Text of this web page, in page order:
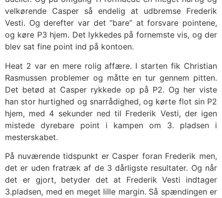
velkørende Casper så endelig at udbremse Frederik
Vesti. Og derefter var det “bare” at forsvare pointene,
og køre P3 hjem. Det lykkedes på fornemste vis, og der
blev sat fine point ind på kontoen.
Heat 2 var en mere rolig affære. I starten fik Christian
Rasmussen problemer og måtte en tur gennem pitten.
Det betød at Casper rykkede op på P2. Og her viste
han stor hurtighed og snarrådighed, og kørte flot sin P2
hjem, med 4 sekunder ned til Frederik Vesti, der igen
mistede dyrebare point i kampen om 3. pladsen i
mesterskabet.
På nuværende tidspunkt er Casper foran Frederik men,
det er uden fratræk af de 3 dårligste resultater. Og når
det er gjort, betyder det at Frederik Vesti indtager
3.pladsen, med en meget lille margin. Så spændingen er